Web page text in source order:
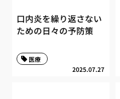
口内炎を繰り返さない
ための日々の予防策
2025.07.27
医療